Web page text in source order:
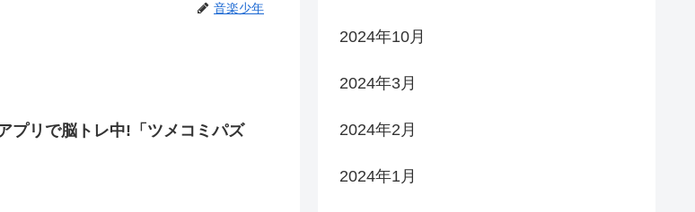
音楽少年
プリで脳トレ中!「ツメコミパズ
2024年10月
2024年3月
2024年2月
2024年1月